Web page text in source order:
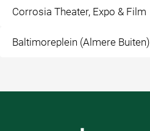
Corrosia Theater, Expo & Film
Baltimoreplein (Almere Buiten)